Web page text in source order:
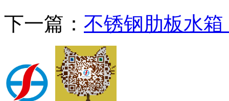
下一篇： 不锈钢肋板水箱